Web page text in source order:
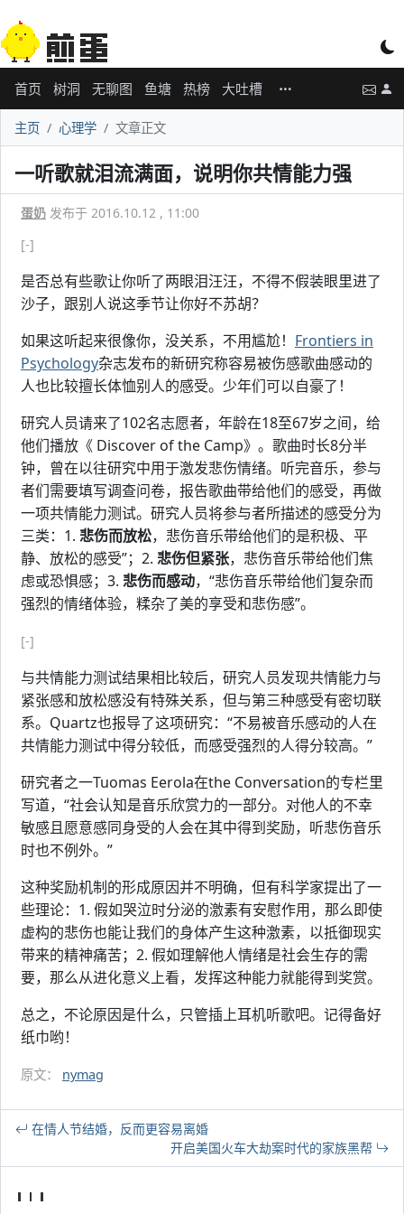
首页 树洞 无聊图 鱼塘 热榜 大吐槽
主页 心理学 文章正文
一听歌就泪流满面，说明你共情能力强
蛋奶 发布于 2016.10.12 , 11:00
[-]
是否总有些歌让你听了两眼泪汪汪，不得不假装眼里进了
沙子，跟别人说这季节让你好不苏胡？
如果这听起来很像你，没关系，不用尴尬！ Frontiers in
Psychology杂志发布的新研究称容易被伤感歌曲感动的
人也比较擅长体恤别人的感受。少年们可以自豪了！
研究人员请来了102名志愿者，年龄在18至67岁之间，给
他们播放《 Discover of the Camp》。歌曲时长8分半
钟，曾在以往研究中用于激发悲伤情绪。听完音乐，参与
者们需要填写调查问卷，报告歌曲带给他们的感受，再做
一项共情能力测试。研究人员将参与者所描述的感受分为
三类：1. 悲伤而放松，悲伤音乐带给他们的是积极、平
静、放松的感受”；2. 悲伤但紧张，悲伤音乐带给他们焦
虑或恐惧感；3. 悲伤而感动，“悲伤音乐带给他们复杂而
强烈的情绪体验，糅杂了美的享受和悲伤感”。
[-]
与共情能力测试结果相比较后，研究人员发现共情能力与
紧张感和放松感没有特殊关系，但与第三种感受有密切联
系。Quartz也报导了这项研究：“不易被音乐感动的人在
共情能力测试中得分较低，而感受强烈的人得分较高。”
研究者之一Tuomas Eerola在the Conversation的专栏里
写道，“社会认知是音乐欣赏力的一部分。对他人的不幸
敏感且愿意感同身受的人会在其中得到奖励，听悲伤音乐
时也不例外。”
这种奖励机制的形成原因并不明确，但有科学家提出了一
些理论：1. 假如哭泣时分泌的激素有安慰作用，那么即使
虚构的悲伤也能让我们的身体产生这种激素，以抵御现实
带来的精神痛苦；2. 假如理解他人情绪是社会生存的需
要，那么从进化意义上看，发挥这种能力就能得到奖赏。
总之，不论原因是什么，只管插上耳机听歌吧。记得备好
纸巾哟！
原文： nymag
在情人节结婚，反而更容易离婚
开启美国火车大劫案时代的家族黑帮